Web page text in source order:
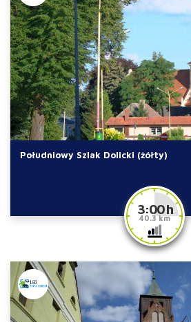
Południowy Szlak Dolicki (żółty)
3:00 h
40.3 km